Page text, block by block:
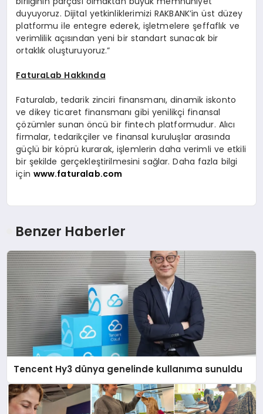
duyuyoruz. Dijital yetkinliklerimizi RAKBANK’in üst düzey
platformu ile entegre ederek, işletmelere şeffaflık ve
verimlilik açısından yeni bir standart sunacak bir
ortaklık oluşturuyoruz.”
FaturaLab Hakkında
Faturalab, tedarik zinciri finansmanı, dinamik iskonto
ve dikey ticaret finansmanı gibi yenilikçi finansal
çözümler sunan öncü bir fintech platformudur. Alıcı
firmalar, tedarikçiler ve finansal kuruluşlar arasında
güçlü bir köprü kurarak, işlemlerin daha verimli ve etkili
bir şekilde gerçekleştirilmesini sağlar. Daha fazla bilgi
için www.faturalab.com
Benzer Haberler
Tencent Hy3 dünya genelinde kullanıma sunuldu